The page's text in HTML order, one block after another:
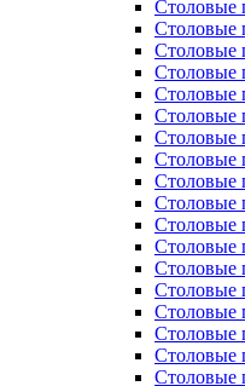
Столовые
Столовые
Столовые
Столовые
Столовые
Столовые
Столовые
Столовые
Столовые
Столовые
Столовые
Столовые
Столовые
Столовые
Столовые
Столовые
Столовые
Столовые